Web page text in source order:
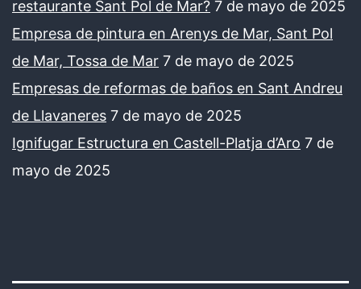
restaurante Sant Pol de Mar? 7 de mayo de 2025
Empresa de pintura en Arenys de Mar, Sant Pol
de Mar, Tossa de Mar 7 de mayo de 2025
Empresas de reformas de baños en Sant Andreu
de Llavaneres 7 de mayo de 2025
Ignifugar Estructura en Castell-Platja d’Aro 7 de
mayo de 2025